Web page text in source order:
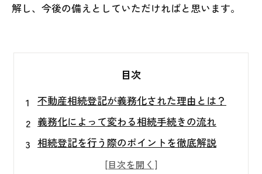
解し、今後の備えとしていただければと思います。
目次
不動産相続登記が義務化された理由とは？
義務化によって変わる相続手続きの流れ
相続登記を行う際のポイントを徹底解説
相続登記で知っておくべき法律と要件